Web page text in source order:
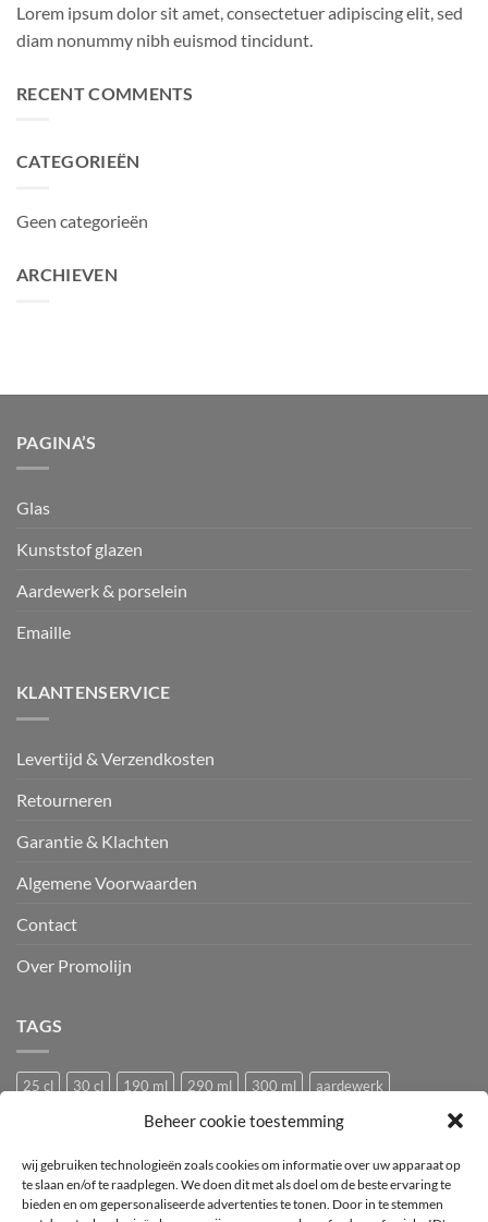
Beheer cookie toestemming
wij gebruiken technologieën zoals cookies om informatie over uw apparaat op
te slaan en/of te raadplegen. We doen dit met als doel om de beste ervaring te
bieden en om gepersonaliseerde advertenties te tonen. Door in te stemmen
Lorem ipsum dolor sit amet, consectetuer adipiscing elit, sed
diam nonummy nibh euismod tincidunt.
RECENT COMMENTS
CATEGORIEËN
Geen categorieën
ARCHIEVEN
PAGINA’S
Glas
Kunststof glazen
Aardewerk & porselein
Emaille
KLANTENSERVICE
Levertijd & Verzendkosten
Retourneren
Garantie & Klachten
Algemene Voorwaarden
Contact
Over Promolijn
TAGS
25 cl 30 cl 190 ml 290 ml 300 ml
aardewerk
Bedrukking bedrukt Bedrukt wijnglas
Festival glas
haan hen Horeca wijnglas Kip
Kunststof